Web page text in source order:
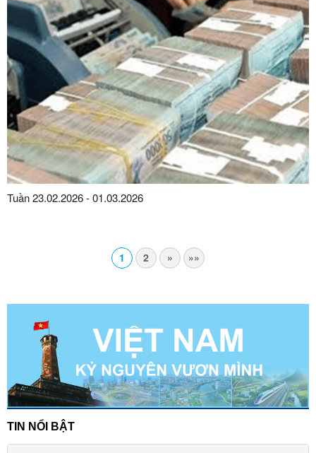
Tuần 23.02.2026 - 01.03.2026
1 2 » »»
TIN NỔI BẬT